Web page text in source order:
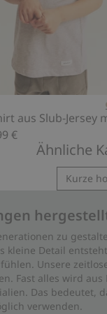
€
Ähnliche
Kurze
zu
kleine Detail
Unsere
Fast alles wird aus
Das bedeutet,
verwenden.